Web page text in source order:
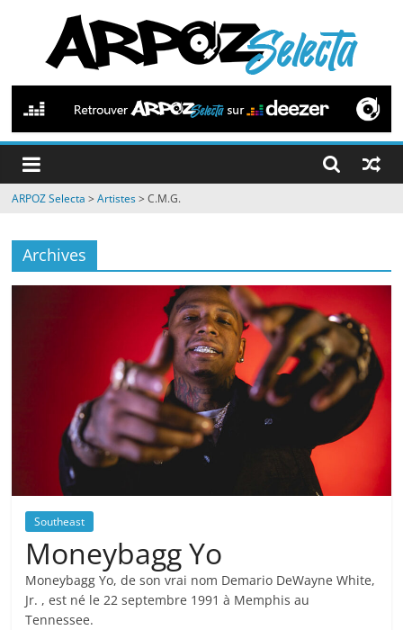
contenu
ARPOZ
Selecta
by
ARPOZ
BENNO
ARPOZ Selecta >Artistes>C.M.G.
Archives
Southeast
Moneybagg Yo
Moneybagg Yo, de son vrai nom Demario DeWayne White,
Jr. , est né le 22 septembre 1991 à Memphis au
Tennessee.